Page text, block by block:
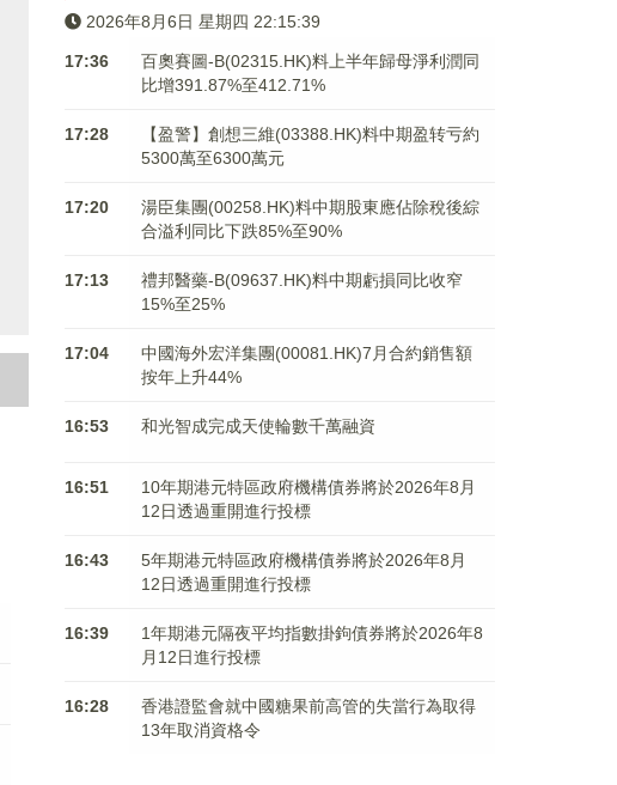
2026年8月6日 星期四 22:15:40
17:36
百奧賽圖-B(02315.HK)料上半年歸母淨利潤同
比增391.87%至412.71%
17:28
【盈警】創想三維(03388.HK)料中期盈转亏約
5300萬至6300萬元
17:20
湯臣集團(00258.HK)料中期股東應佔除稅後綜
合溢利同比下跌85%至90%
17:13
禮邦醫藥-B(09637.HK)料中期虧損同比收窄
15%至25%
17:04
中國海外宏洋集團(00081.HK)7月合約銷售額
按年上升44%
16:53 和光智成完成天使輪數千萬融資
16:51
10年期港元特區政府機構債券將於2026年8月
12日透過重開進行投標
16:43
5年期港元特區政府機構債券將於2026年8月
12日透過重開進行投標
16:39
1年期港元隔夜平均指數掛鉤債券將於2026年8
月12日進行投標
16:28
香港證監會就中國糖果前高管的失當行為取得
13年取消資格令